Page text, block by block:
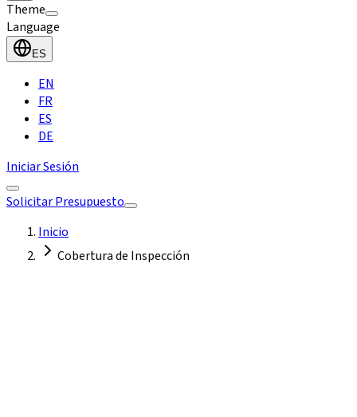
Theme
Language
ES
EN
FR
ES
DE
Iniciar Sesión
Solicitar Presupuesto
Inicio
Cobertura de Inspección